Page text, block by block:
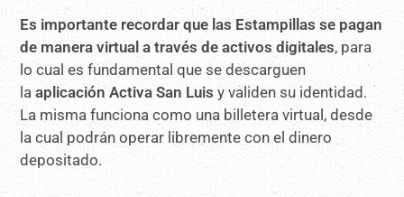
Es importante recordar que las Estampillas se pagan
de manera virtual a través de activos digitales, para
lo cual es fundamental que se descarguen
laaplicación Activa San Luis y validen su identidad.
La misma funciona como una billetera virtual, desde
la cual podrán operar libremente con el dinero
depositado.